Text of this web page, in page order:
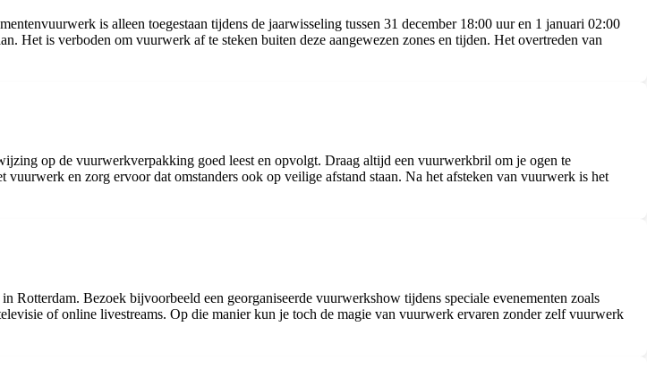
is alleen toegestaan tijdens de jaarwisseling tussen 31 december 18:00 uur en 1 januari 02:00
Het is verboden om vuurwerk af te steken buiten deze aangewezen zones en tijden. Het overtreden van
op de vuurwerkverpakking goed leest en opvolgt. Draag altijd een vuurwerkbril om je ogen te
en zorg ervoor dat omstanders ook op veilige afstand staan. Na het afsteken van vuurwerk is het
Bezoek bijvoorbeeld een georganiseerde vuurwerkshow tijdens speciale evenementen zoals
of online livestreams. Op die manier kun je toch de magie van vuurwerk ervaren zonder zelf vuurwerk